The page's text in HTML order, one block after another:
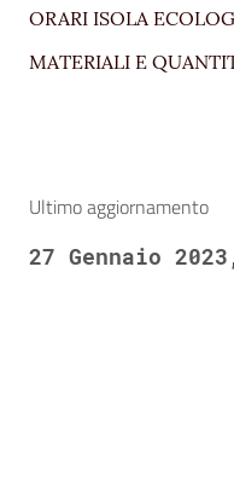
ORARI ISOLA
MATERIALI E
Ultimo aggiornamento
27 Gennaio